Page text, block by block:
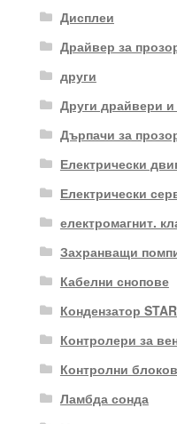
Дисплеи
Драйвер за
други
Други драйвери
Дърпачи за
Електрически
Електрически
електромагнит.
Захранващи
Кабелни снопове
Кондензатор
Контролери за
Контролни
Ламбда сонда